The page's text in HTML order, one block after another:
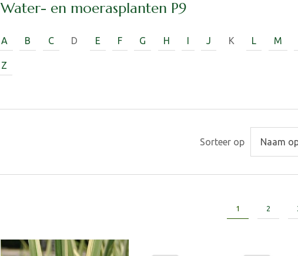
Water- en moerasplanten P9
A B C D E F G H I J K L M
Z
Sorteer op
1 2